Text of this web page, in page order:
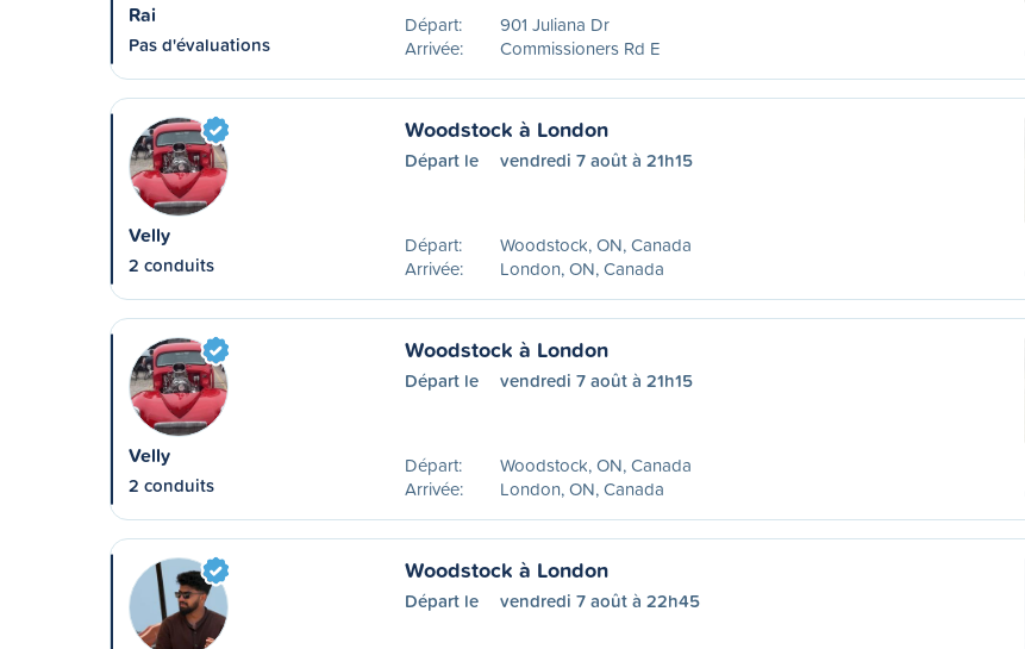
Rai
Pas d'évaluations
Départ:
901 Juliana Dr
Arrivée:
Commissioners Rd E
Velly
2 conduits
Woodstock à London
Départ le vendredi 7 août à 21h15
Départ:
Woodstock, ON, Canada
Arrivée:
London, ON, Canada
Velly
2 conduits
Woodstock à London
Départ le vendredi 7 août à 21h15
Départ:
Woodstock, ON, Canada
Arrivée:
London, ON, Canada
Woodstock à London
Départ le vendredi 7 août à 22h45